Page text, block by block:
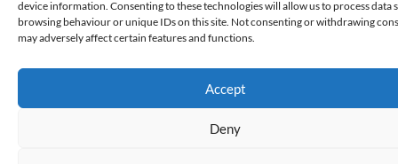
device information. Consenting to these technologies will allow us to process data
browsing behaviour or unique IDs on this site. Not consenting or withdrawing
may adversely affect certain features and functions.
Accept
Deny